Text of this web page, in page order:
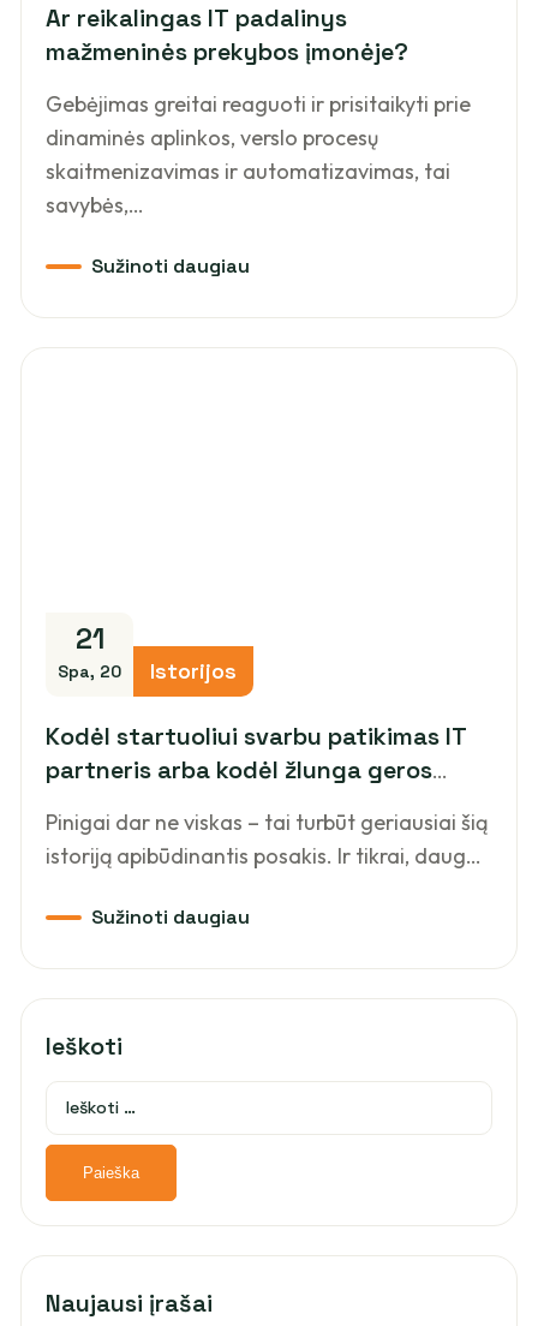
Ar reikalingas IT padalinys
mažmeninės prekybos įmonėje?
Gebėjimas greitai reaguoti ir prisitaikyti prie
dinaminės aplinkos, verslo procesų
skaitmenizavimas ir automatizavimas, tai
savybės,…
21
Spa, 20 Istorijos
Kodėl startuoliui svarbu patikimas IT
partneris arba kodėl žlunga geros
Pinigai dar ne viskas – tai turbūt geriausiai šią
istoriją apibūdinantis posakis. Ir tikrai, daug…
Ieškoti
Naujausi įrašai